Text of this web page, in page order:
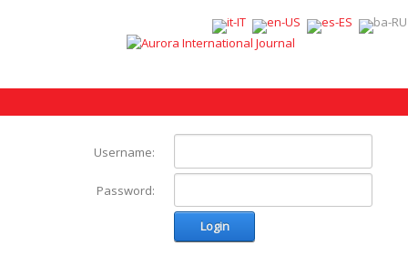
Username:
Password:
Login